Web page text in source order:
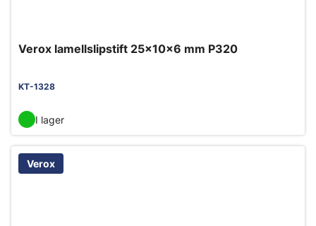
Verox lamellslipstift 25x10x6 mm P320
KT-1328
I lager
Verox